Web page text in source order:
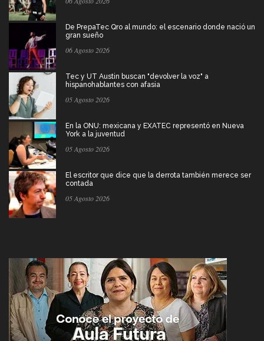
De PrepaTec Qro al mundo: el escenario donde nació un
gran sueño
06 Agosto 2026
Tec y UT Austin buscan "devolver la voz" a
hispanohablantes con afasia
05 Agosto 2026
En la ONU: mexicana y EXATEC representó en Nueva
York a la juventud
05 Agosto 2026
El escritor que dice que la derrota también merece ser
contada
05 Agosto 2026